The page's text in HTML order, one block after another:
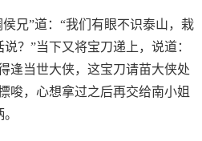
兄”道：“我们有眼不识泰山，栽
？”当下又将宝刀递上，说道：
逢当世大侠，这宝刀请苗大侠处
唆，心想拿过之后再交给南小姐